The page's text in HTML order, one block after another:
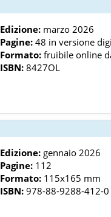
Edizione: marzo 2026
Pagine: 48 in versione
Formato: fruibile online
ISBN: 8427OL
Edizione: gennaio 2026
Pagine: 112
Formato: 115x165 mm
ISBN: 978-88-9288-412-0